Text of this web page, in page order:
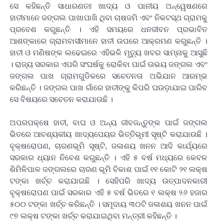
ସେ କହିଛନ୍ତି ସାଧାରଣତଃ ଖାଦ୍ୟ ଓ ପାନୀୟ ଅନ୍ୱେଷଣରେ
ହାତୀମାନେ ଜଙ୍ଗଲ ପାଖାପାଖି ଥିବା ଚାଷଜମି ଏବଂ ନିକଟସ୍ଥ ଗ୍ରାମକୁ
ପ୍ରବେଶ କରୁଛନ୍ତି । ଏହି ସମୟରେ ଧନଜୀବନ ପ୍ରଭାବିତ
ଆଶଙ୍କାରେ ଗ୍ରାମବାସୀମାନେ ହାତୀ ଉପରେ ଆକ୍ରମଣ କରୁଛନ୍ତି ।
ହାତୀ ଓ ମଣିଷଙ୍କ ଲଢେଇରେ ଏହିଭଳି ମୃତ୍ୟୁ ଖବର ସାମ୍ନାକୁ ଆସୁଛି
। ରାଜ୍ୟ ସରକାର ଏପରି ସଂଘର୍ଷକୁ ରୋକିବା ପାଇଁ ଉଭୟ ଜଙ୍ଗଲ ଏବଂ
ଜଙ୍ଗଲ ପାଖ ଗ୍ରାମଗୁଡିକରେ ସଚେତନତା ଅଭିଯାନ ଆରମ୍ଭ
କରିଛନ୍ତି । ଜଙ୍ଗଲ ପାଖ ଗାଁରେ ହାତୀଙ୍କୁ କିପରି ଘଉଡ଼ାଯାଇ ପାରିବ
ସେ ବିଷୟରେ ସଚେତନ କରାଯାଉଛି ।
ଅପରପକ୍ଷେ ହାତୀ, ବାଘ ଓ ଅନ୍ୟ ଜୀବଜନ୍ତୁଙ୍କ ପାଇଁ ଜଙ୍ଗଲ
ଭିତରେ ଆବଶ୍ୟକୀୟ ଖାଦ୍ୟପେୟର ଭିତ୍ତିଭୂମୀ ସୃଷ୍ଟି କରାଯାଉଛି ।
ବୃକ୍ଷରୋପଣ, ଚାରଣଭୂମି ସୃଷ୍ଟି, ଜଳାଶୟ ଖନନ ଆଦି କାର୍ଯ୍ୟରେ
ସରକାର ଧ୍ୟାନ ନିବେଶ କରୁଛନ୍ତି । ଏହି ୫ ବର୍ଷ ମଧ୍ୟରେ କେବଳ
ଶିମିଳିପାଳ ଜଙ୍ଗଲରେ ଚାରଣ ଭୂମି ବିକାଶ ପାଇଁ ୧୧ କୋଟି ୨୧ ଲକ୍ଷ
ଟଙ୍କା ଖର୍ଚ୍ଚ କରାଯାଇଛି । ସେହିପରି ଖାଦ୍ୟ ଉତ୍ପାଦନକାରୀ
ବୃକ୍ଷରୋପଣ ପାଇଁ ସରକାର ଏହି ୫ ବର୍ଷ ଭିତରେ ୧ ଲକ୍ଷ ୨୬ ହଜାର
୫୦୦ ଟଙ୍କା ଖର୍ଚ୍ଚ କରିଛନ୍ତି । ସମୂଦାୟ ୩୦ଟି ଜଳାଶୟ ଖନନ ପାଇଁ
୯୭ ଲକ୍ଷ ଟଙ୍କା ଖର୍ଚ୍ଚ କରାଯାଇଥିବା ମନ୍ତ୍ରୀ କହିଛନ୍ତି ।